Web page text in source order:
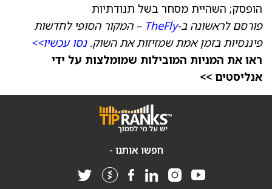
הופסק; השהיית מסחר בשל תנודתיות
פורסם לראשונה ב-TheFly – המקור הסופי לחדשות
פיננסיות בזמן אמת שמזיזות את השוק.נסו עכשיו>>
ראו את המניות המובילות שמומלצות על ידי
אנליסטים >>
חפשו אותנו -